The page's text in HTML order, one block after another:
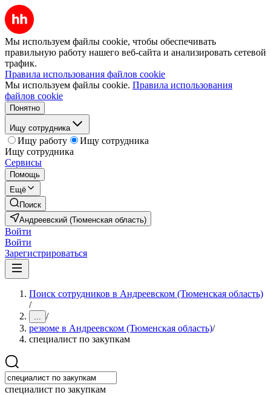
Мы используем файлы cookie, чтобы обеспечивать
правильную работу нашего веб-сайта и анализировать сетевой
трафик.
Правила использования файлов cookie
Мы используем файлы cookie. Правила использования
файлов cookie
Понятно
Ищу сотрудника
Ищу работу
Ищу сотрудника
Ищу сотрудника
Сервисы
Помощь
Ещё
Поиск
Андреевский (Тюменская область)
Войти
Войти
Зарегистрироваться
Поиск сотрудников в Андреевском (Тюменская область)
/
... /
резюме в Андреевском (Тюменская область)/
специалист по закупкам
специалист по закупкам